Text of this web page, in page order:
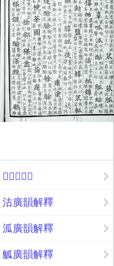
𧇡廣韻解釋
沽廣韻解釋
泒廣韻解釋
觚廣韻解釋